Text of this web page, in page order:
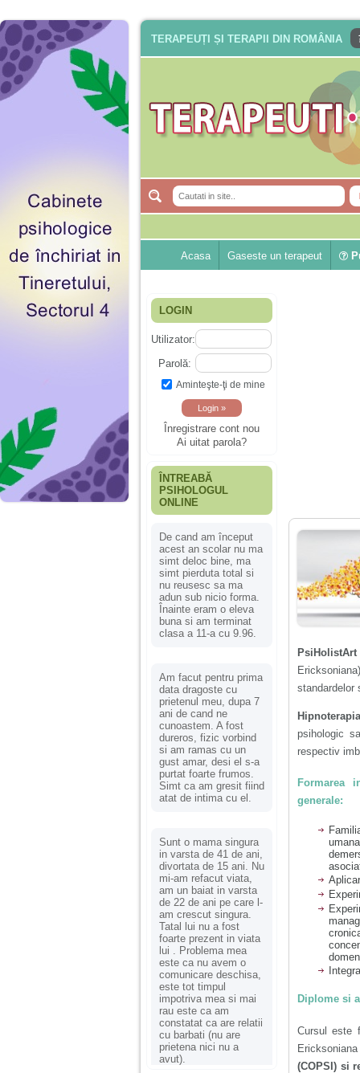
TERAPEUȚI ȘI TERAPII DIN ROMÂNIA
Acasa Gaseste un terapeut
LOGIN
Utilizator:
Parolă:
Aminteşte-ţi de mine
Înregistrare cont nou
Ai uitat parola?
ÎNTREABĂ
PSIHOLOGUL
ONLINE
De cand am început
acest an scolar nu ma
simt deloc bine, ma
simt pierduta total si
nu reusesc sa ma
adun sub nicio forma.
Înainte eram o eleva
buna si am terminat
clasa a 11-a cu 9.96.
Am facut pentru prima
data dragoste cu
prietenul meu, dupa 7
ani de cand ne
cunoastem. A fost
dureros, fizic vorbind
si am ramas cu un
gust amar, desi el s-a
purtat foarte frumos.
Simt ca am gresit fiind
atat de intima cu el.
Sunt o mama singura
in varsta de 41 de ani,
divortata de 15 ani. Nu
mi-am refacut viata,
am un baiat in varsta
de 22 de ani pe care l-
am crescut singura.
Tatal lui nu a fost
foarte prezent in viata
lui . Problema mea
este ca nu avem o
comunicare deschisa,
este tot timpul
impotriva mea si mai
rau este ca am
constatat ca are relatii
cu barbati (nu are
prietena nici nu a
avut).
PsiHolistArt
standardelor
Hipnoterapia
psihologic
respectiv
Formarea
generale:
Diplome si
Cursul este
(COPSI) si